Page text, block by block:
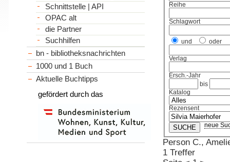
Reihe
Schlagwort
und oder
Verlag
Ersch.-Jahr
bis
Katalog
Rezensent
neue
Person C.,
1 Treffer
Schnittstelle | API
OPAC alt
die Partner
Suchhilfen
bn - bibliotheksnachrichten
1000 und 1 Buch
Aktuelle Buchtipps
gefördert durch das